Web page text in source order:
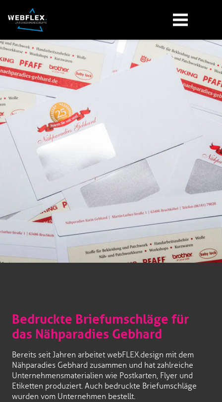
Bedruckte Briefumschläge für
das Nähparadies Gebhard
Bereits seit Jahren arbeitet webFLEX.design mit dem
Nähparadies Gebhard zusammen und hat zahlreiche
Unternehmensmaterialien wie Postkarten, Flyer und
Etiketten produziert. Auch bedruckte Briefumschläge
wurden vom Unternehmen bestellt.